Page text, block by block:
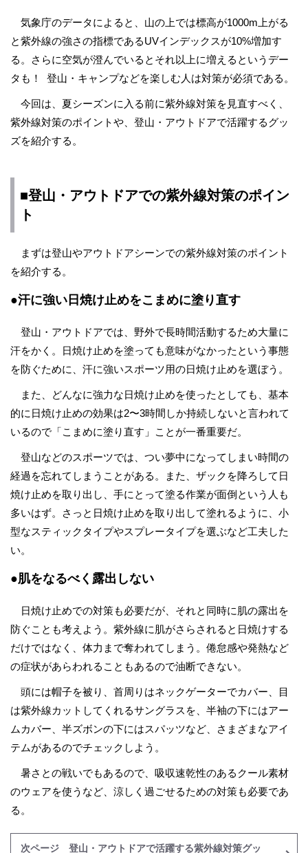
気象庁のデータによると、山の上では標高が1000m上がる
と紫外線の強さの指標であるUVインデックスが10%増加す
る。さらに空気が澄んでいるとそれ以上に増えるというデー
タも！ 登山・キャンプなどを楽しむ人は対策が必須である。
今回は、夏シーズンに入る前に紫外線対策を見直すべく、
紫外線対策のポイントや、登山・アウトドアで活躍するグッ
ズを紹介する。
■登山・アウトドアでの紫外線対策のポイン
ト
まずは登山やアウトドアシーンでの紫外線対策のポイント
を紹介する。
●汗に強い日焼け止めをこまめに塗り直す
登山・アウトドアでは、野外で長時間活動するため大量に
汗をかく。日焼け止めを塗っても意味がなかったという事態
を防ぐために、汗に強いスポーツ用の日焼け止めを選ぼう。
また、どんなに強力な日焼け止めを使ったとしても、基本
的に日焼け止めの効果は2〜3時間しか持続しないと言われて
いるので「こまめに塗り直す」ことが一番重要だ。
登山などのスポーツでは、つい夢中になってしまい時間の
経過を忘れてしまうことがある。また、ザックを降ろして日
焼け止めを取り出し、手にとって塗る作業が面倒という人も
多いはず。さっと日焼け止めを取り出して塗れるように、小
型なスティックタイプやスプレータイプを選ぶなど工夫した
い。
●肌をなるべく露出しない
日焼け止めでの対策も必要だが、それと同時に肌の露出を
防ぐことも考えよう。紫外線に肌がさらされると日焼けする
だけではなく、体力まで奪われてしまう。倦怠感や発熱など
の症状があらわれることもあるので油断できない。
頭には帽子を被り、首周りはネックゲーターでカバー、目
は紫外線カットしてくれるサングラスを、半袖の下にはアー
ムカバー、半ズボンの下にはスパッツなど、さまざまなアイ
テムがあるのでチェックしよう。
暑さとの戦いでもあるので、吸収速乾性のあるクール素材
のウェアを使うなど、涼しく過ごせるための対策も必要であ
る。
次ページ 登山・アウトドアで活躍する紫外線対策グッ